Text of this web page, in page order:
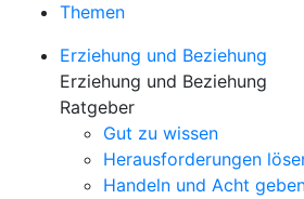
Themen
Erziehung und Beziehung
Erziehung und Beziehung
Ratgeber
Gut zu wissen
Herausforderungen
Handeln und Acht